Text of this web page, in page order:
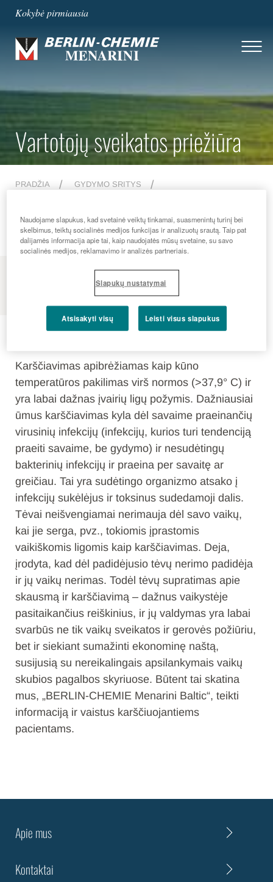
Kokybė pirmiausia
Vartotojų sveikatos priežiūra
PRADŽIA
GYDYMO SRITYS
KARŠČIAVIMAS
Karščiavimas
Karščiavimas apibrėžiamas kaip kūno
temperatūros pakilimas virš normos (>37,9° C) ir
yra labai dažnas įvairių ligų požymis. Dažniausiai
ūmus karščiavimas kyla dėl savaime praeinančių
virusinių infekcijų (infekcijų, kurios turi tendenciją
praeiti savaime, be gydymo) ir nesudėtingų
bakterinių infekcijų ir praeina per savaitę ar
greičiau. Tai yra sudėtingo organizmo atsako į
infekcijų sukėlėjus ir toksinus sudedamoji dalis.
Tėvai neišvengiamai nerimauja dėl savo vaikų,
kai jie serga, pvz., tokiomis įprastomis
vaikiškomis ligomis kaip karščiavimas. Deja,
įrodyta, kad dėl padidėjusio tėvų nerimo padidėja
ir jų vaikų nerimas. Todėl tėvų supratimas apie
skausmą ir karščiavimą – dažnus vaikystėje
pasitaikančius reiškinius, ir jų valdymas yra labai
svarbūs ne tik vaikų sveikatos ir gerovės požiūriu,
bet ir siekiant sumažinti ekonominę naštą,
susijusią su nereikalingais apsilankymais vaikų
skubios pagalbos skyriuose. Būtent tai skatina
mus, „BERLIN-CHEMIE Menarini Baltic“, teikti
informaciją ir vaistus karščiuojantiems
pacientams.
Apie mus
Kontaktai
Naudojame slapukus, kad svetainė veiktų tinkamai, suasmenintų turinį bei
skelbimus, teiktų socialinės medijos funkcijas ir analizuotų srautą. Taip pat
dalijamės informacija apie tai, kaip naudojatės mūsų svetaine, su savo
socialinės medijos, reklamavimo ir analizės partneriais.
Slapukų nustatymai
Atsisakyti visų Leisti visus slapukus